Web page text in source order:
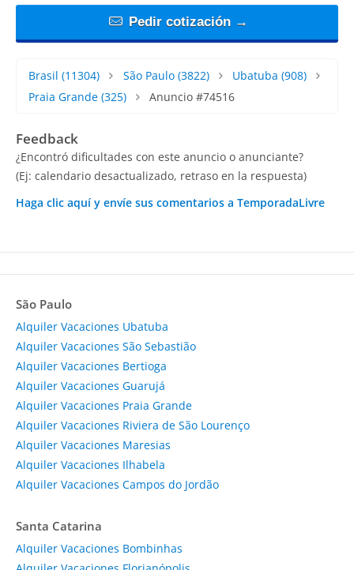
Pedir cotización →
Brasil (11304) São Paulo(3822) Ubatuba (908)
Praia Grande (325) Anuncio #74516
Feedback
¿Encontró dificultades con este anuncio o anunciante?
(Ej: calendario desactualizado, retraso en la respuesta)
Haga clic aquí y envíe sus comentarios a TemporadaLivre
São Paulo
Alquiler Vacaciones Ubatuba
Alquiler Vacaciones São Sebastião
Alquiler Vacaciones Bertioga
Alquiler Vacaciones Guarujá
Alquiler Vacaciones Praia Grande
Alquiler Vacaciones Riviera de São Lourenço
Alquiler Vacaciones Maresias
Alquiler Vacaciones Ilhabela
Alquiler Vacaciones Campos do Jordão
Santa Catarina
Alquiler Vacaciones Bombinhas